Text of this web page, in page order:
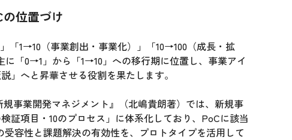
位置づけ
「1→10（事業創出・事業化）」「10→100（成長・拡
「0→1」から「1→10」への移行期に位置し、事業アイ
」へと昇華させる役割を果たします。
事業開発マネジメント』（北嶋貴朗著）では、新規事
証項目・10のプロセス」に体系化しており、PoCに該当
容性と課題解決の有効性を、プロトタイプを活用して